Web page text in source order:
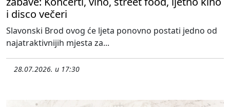
i disco večeri
Slavonski Brod ovog će ljeta ponovno postati jedno od
najatraktivnijih mjesta za...
28.07.2026. u 17:30